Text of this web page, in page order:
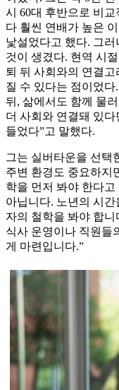
시 60대 후반으로 비
다 훨씬 연배가 높은
낯설었다고 했다. 그
것이 생겼다. 현역 시
퇴 뒤 사회와의 연결
질 수 있다는 점이었
뒤, 삶에서도 함께 물
더 사회와 연결돼 있다
들었다”고 말했다.
그는 실버타운을 선택
주변 환경도 중요하지
학을 먼저 봐야 한다고
아닙니다. 노년의 시
자의 철학을 봐야 합
식사 운영이나 직원들
게 마련입니다.”